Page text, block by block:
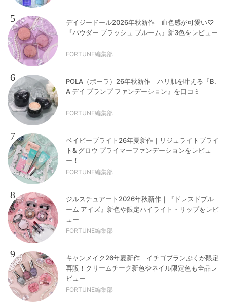
5
デイジードール2026年秋新作｜血色感が可愛い♡
『パウダー ブラッシュ ブルーム』新3色をレビュー
FORTUNE編集部
6
POLA（ポーラ）26年秋新作｜ハリ肌を叶える『B.
A デイ プランプ ファンデーション』を口コミ
FORTUNE編集部
7
ベイビーブライト26年夏新作｜リジュライトブライ
ト& グロウ プライマーファンデーションをレビュ
ー！
FORTUNE編集部
8
ジルスチュアート2026年秋新作｜『ドレスドブル
ーム アイズ』新色や限定ハイライト・リップをレビ
ュー
FORTUNE編集部
9
キャンメイク26年夏新作｜イチゴプランぷくが限定
再販！クリームチーク新色やネイル限定色も全品レ
ビュー
FORTUNE編集部